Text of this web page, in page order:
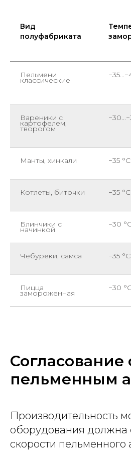
Вид
полуфабриката
Пельмени
классические
Вареники с
картофелем,
творогом
Манты, хинкали −35 °C
Котлеты, биточки −35 °C
Блинчики с
начинкой
−30
Чебуреки, самса −35 °C
Пицца
замороженная
−30
Согласование
пельменным
Производительность
оборудования должна
скорости пельменного